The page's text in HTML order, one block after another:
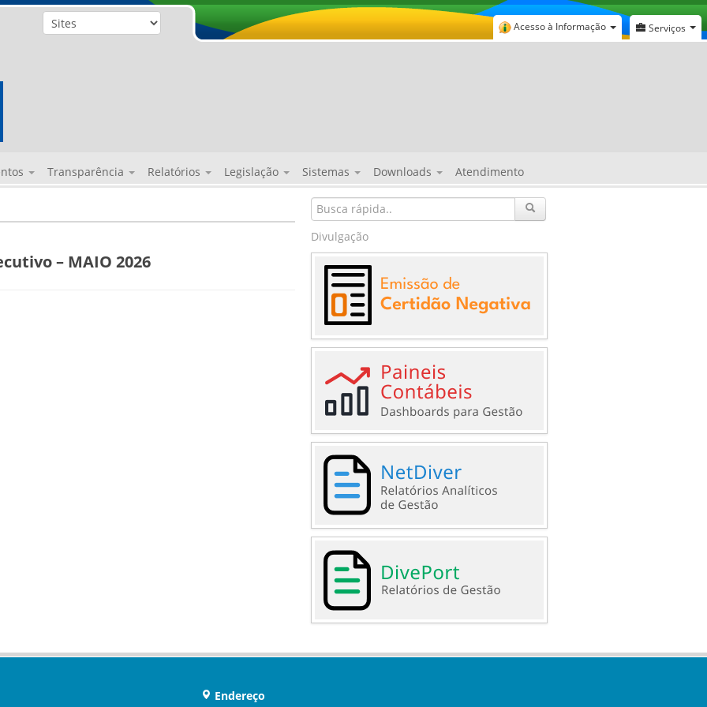
Serviços
Acesso à Informação
Transparência Relatórios Legislação Sistemas Downloads Atendimento
– MAIO 2026
Divulgação
Endereço